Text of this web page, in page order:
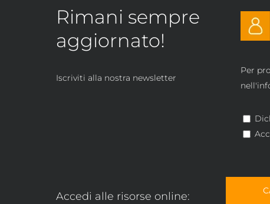
Rimani sempre
aggiornato!
Iscriviti alla nostra newsletter
Per
Accedi alle risorse online: